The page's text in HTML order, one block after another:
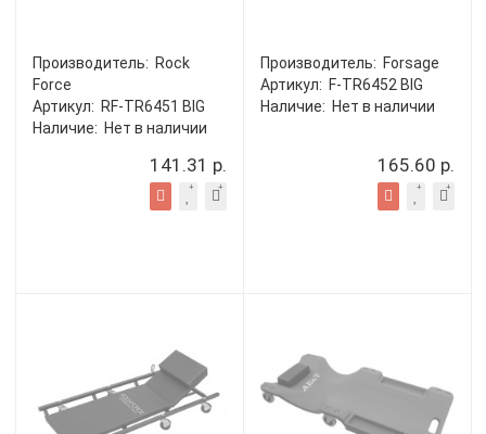
Производитель: Rock
Force
Артикул: RF-TR6451 BIG
Наличие: Нет в наличии
141.31 р.
Производитель: Forsage
Артикул: F-TR6452 BIG
Наличие: Нет в наличии
165.60 р.